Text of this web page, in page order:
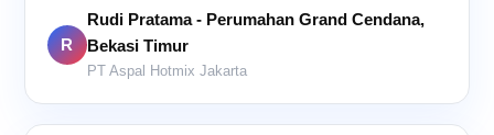
R
Rudi Pratama - Perumahan Grand Cendana,
Bekasi Timur
PT Aspal Hotmix Jakarta